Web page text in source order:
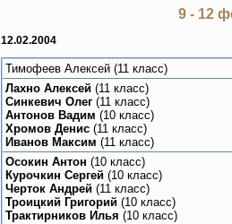
9 - 12
12.02.2004
Тимофеев Алексей (11 класс)
Лахно Алексей (11 класс)
Синкевич Олег (11 класс)
Антонов Вадим (10 класс)
Хромов Денис (11 класс)
Иванов Максим (11 класс)
Осокин Антон (10 класс)
Курочкин Сергей (10 класс)
Черток Андрей (11 класс)
Троицкий Григорий (10 класс)
Трактирников Илья (10 класс)